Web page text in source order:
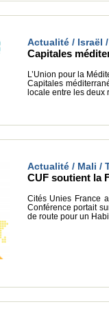
Actualité / Israël
Capitales
L’Union pour la
Capitales
locale entre les
Actualité / Mali /
CUF soutient la
Cités Unies France
Conférence portait
de route pour un